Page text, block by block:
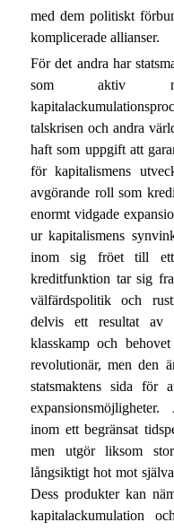
med dem politiskt
komplicerade allianser.
För det andra har
som aktiv
talskrisen och andra
haft som uppgift att
för kapitalismens
avgörande roll som
enormt vidgade
ur kapitalismens
inom sig fröet till ett
kreditfunktion tar sig
välfärdspolitik och
delvis ett resultat av
klasskamp och
revolutionär, men den
statsmaktens sida för
inom ett begränsat
men utgör liksom
långsiktigt hot mot
Dess produkter kan
kapitalackumulation